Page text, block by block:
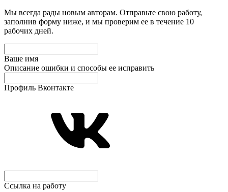
Мы всегда рады новым авторам. Отправьте свою работу,
заполнив форму ниже, и мы проверим ее в течение 10
рабочих дней.
Ваше имя
Описание ошибки и способы ее исправить
Профиль Вконтакте
Ссылка на работу